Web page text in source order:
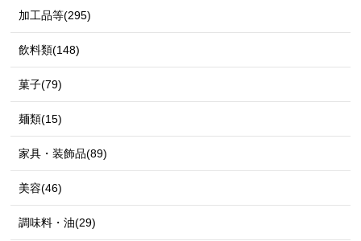
加工品等(295)
飲料類(148)
菓子(79)
麺類(15)
家具・装飾品(89)
美容(46)
調味料・油(29)